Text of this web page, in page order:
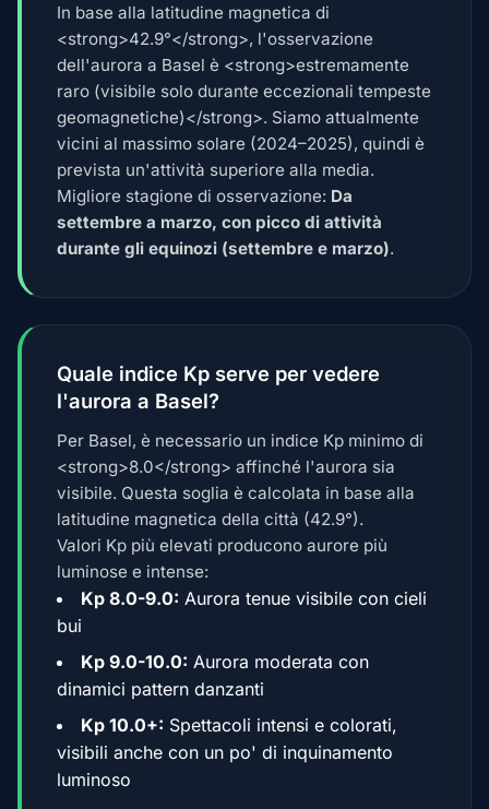
In base alla latitudine magnetica di
<strong>42.9°</strong>, l'osservazione
dell'aurora a Basel è <strong>estremamente
raro (visibile solo durante eccezionali tempeste
geomagnetiche)</strong>. Siamo attualmente
vicini al massimo solare (2024–2025), quindi è
prevista un'attività superiore alla media.
Migliore stagione di osservazione: Da
settembre a marzo, con picco di attività
durante gli equinozi (settembre e marzo).
Quale indice Kp serve per vedere
l'aurora a Basel?
Per Basel, è necessario un indice Kp minimo di
<strong>8.0</strong> affinché l'aurora sia
visibile. Questa soglia è calcolata in base alla
latitudine magnetica della città (42.9°).
Valori Kp più elevati producono aurore più
luminose e intense:
Kp 8.0-9.0: Aurora tenue visibile con cieli
bui
Kp 9.0-10.0: Aurora moderata con
dinamici pattern danzanti
Kp 10.0+: Spettacoli intensi e colorati,
visibili anche con un po' di inquinamento
luminoso